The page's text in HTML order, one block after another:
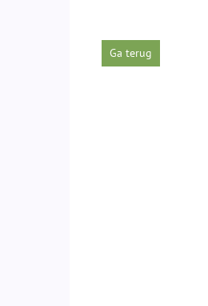
Ga terug